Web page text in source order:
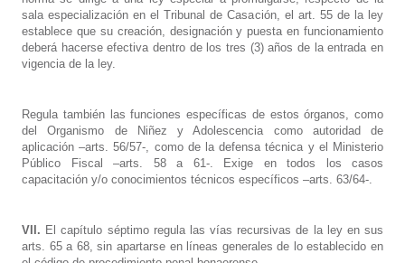
sala especialización en el Tribunal de Casación, el art. 55 de la ley
establece que su creación, designación y puesta en funcionamiento
deberá hacerse efectiva dentro de los tres (3) años de la entrada en
vigencia de la ley.
Regula también las funciones específicas de estos órganos, como
del Organismo de Niñez y Adolescencia como autoridad de
aplicación –arts. 56/57-, como de la defensa técnica y el Ministerio
Público Fiscal –arts. 58 a 61-. Exige en todos los casos
capacitación y/o conocimientos técnicos específicos –arts. 63/64-.
VII. El capítulo séptimo regula las vías recursivas de la ley en sus
arts. 65 a 68, sin apartarse en líneas generales de lo establecido en